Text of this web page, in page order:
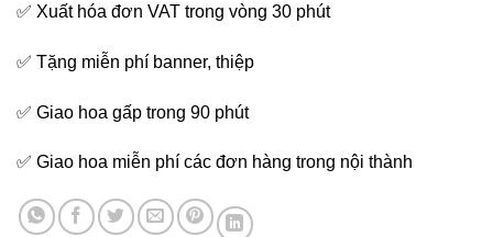
✅ Xuất hóa đơn VAT trong vòng 30 phút
✅ Tặng miễn phí banner, thiệp
✅ Giao hoa gấp trong 90 phút
✅ Giao hoa miễn phí các đơn hàng trong nội thành